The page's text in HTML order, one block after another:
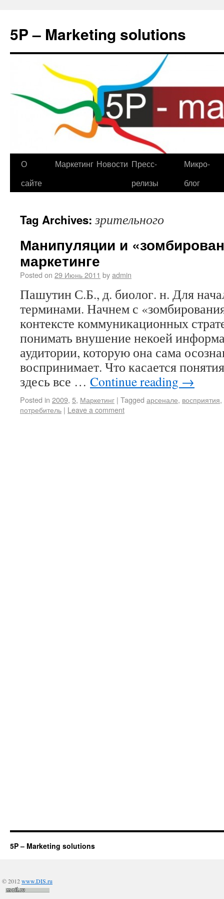
5P – Marketing solutions
О
сайте
Маркетинг Новости Пресс-
релизы
Микро-
блог
Tag Archives:зрительного
Манипуляции и
маркетинге
Posted on 29 Июнь 2011 byadmin
Пашутин С.Б., д. биолог. н. Для
терминами. Начнем с
контексте коммуникационных
понимать внушение некоей
аудитории, которую она сама
воспринимает. Что касается
здесь все … Continue reading →
Posted in 2009, 5, Маркетинг | Tagged арсенале, восприятия,
потребитель | Leave a comment
5P – Marketing solutions
© 2012www.DIS.ru